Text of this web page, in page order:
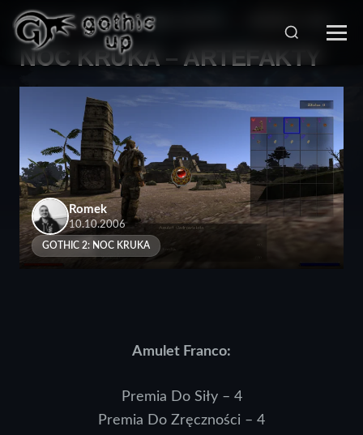
STRONA GŁÓWNA > SERIA GOTHIC
KRUKA >
NOC KRUKA – ARTEFAKTY
Romek
10.10.2006
GOTHIC 2: NOC KRUKA
Amulet Franco:
Premia Do Siły – 4
Premia Do Zręczności – 4